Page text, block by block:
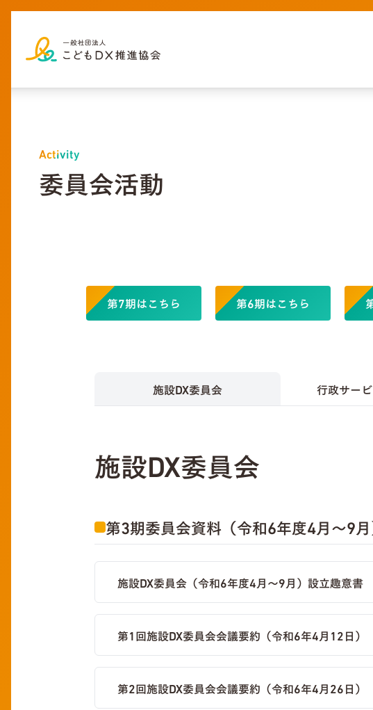
Activity
委員会活動
第7期はこちら 第6期はこちら
施設DX委員会 行政サー
施設DX委員会
第3期委員会資料（令和6年度4月～9月
施設DX委員会（令和6年度4月～9月）設立趣意書
第1回施設DX委員会会議要約（令和6年4月12日）
第2回施設DX委員会会議要約（令和6年4月26日）